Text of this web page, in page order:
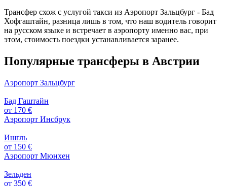
Трансфер схож с услугой такси из Аэропорт Зальцбург - Бад
Хофгаштайн, разница лишь в том, что наш водитель говорит
на русском языке и встречает в аэропорту именно вас, при
этом, стоимость поездки устанавливается заранее.
Популярные трансферы в Австрии
Аэропорт Зальцбург
Бад Гаштайн
от 170 €
Аэропорт Инсбрук
Ишгль
от 150 €
Аэропорт Мюнхен
Зельден
от 350 €